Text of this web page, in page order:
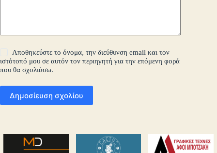
Αποθηκεύστε το όνομα, την διεύθυνση email και τον
ιστότοπό μου σε αυτόν τον περιηγητή για την επόμενη φορά
που θα σχολιάσω.
Δημοσίευση σχολίου